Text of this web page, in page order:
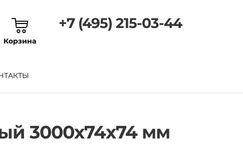
Корзина
+7 (495) 215-03-44
3000х74х74 мм